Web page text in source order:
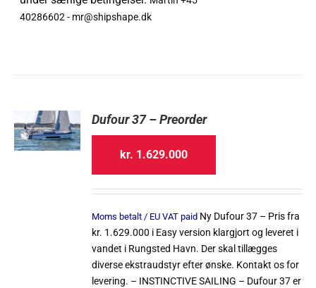
40286602 - mr@shipshape.dk
Dufour 37 – Preorder
kr. 1.629.000
Moms betalt / EU VAT paid Ny Dufour 37 – Pris fra
kr. 1.629.000 i Easy version klargjort og leveret i
vandet i Rungsted Havn. Der skal tillægges
diverse ekstraudstyr efter ønske. Kontakt os for
levering. – INSTINCTIVE SAILING – Dufour 37 er